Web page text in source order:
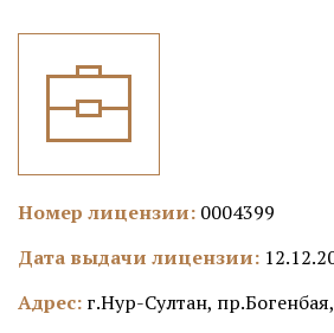
Номер лицензии: 0004399
Дата выдачи лицензии:
Адрес: г.Нур-Султан,